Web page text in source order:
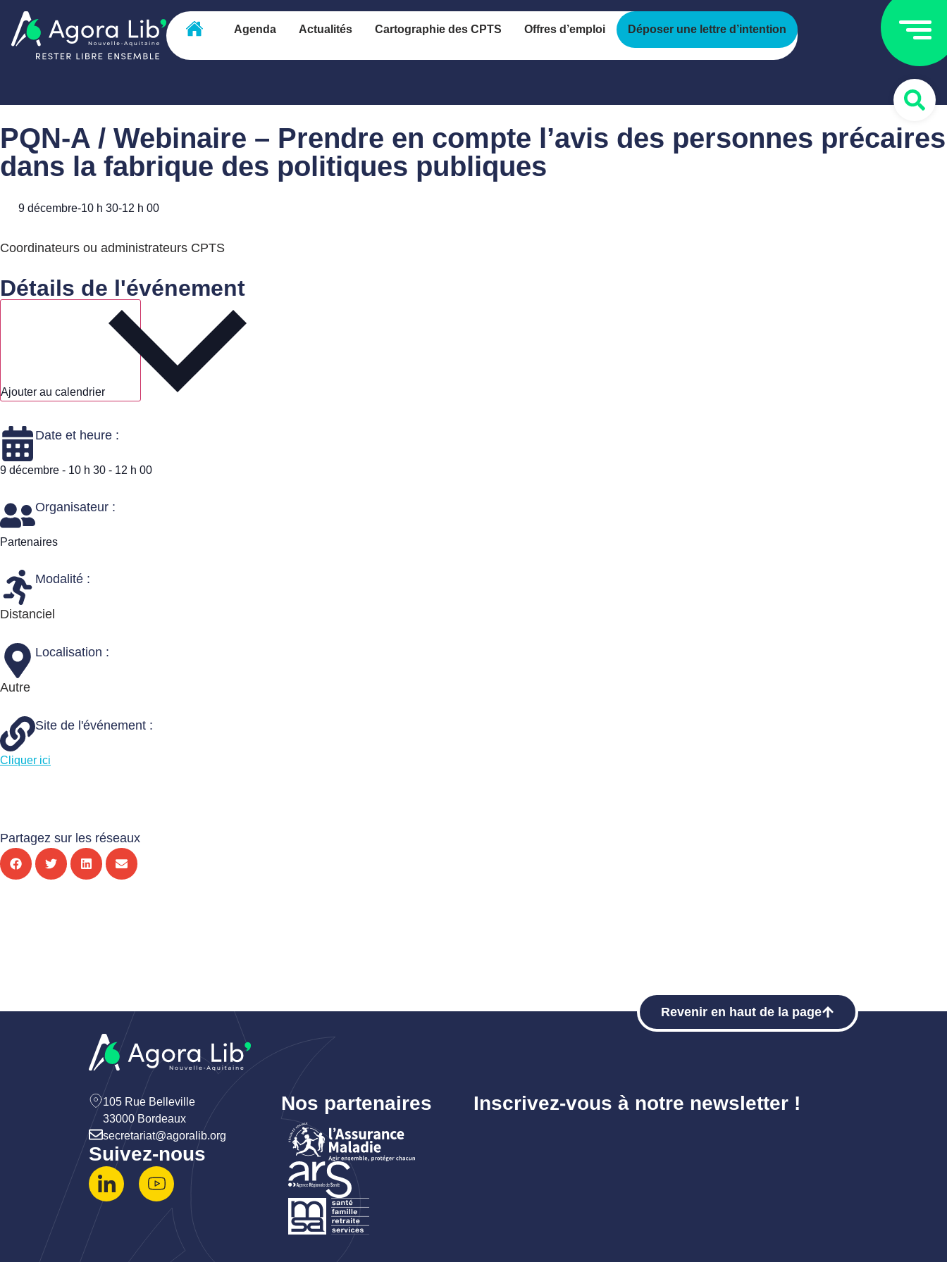
Agenda Actualités Cartographie des CPTS Offres d’emploi Déposer une lettre d’intention
PQN-A / Webinaire – Prendre en compte l’avis des personnes précaires
dans la fabrique des politiques publiques
9 décembre-10 h 30-12 h 00
Coordinateurs ou administrateurs CPTS
Détails de l'événement
Ajouter au calendrier
Date et heure :
9 décembre - 10 h 30 - 12 h 00
Organisateur :
Partenaires
Modalité :
Distanciel
Localisation :
Autre
Site de l'événement :
Cliquer ici
Partagez sur les réseaux
105 Rue Belleville
33000 Bordeaux
secretariat@agoralib.org
Suivez-nous
Nos partenaires Inscrivez-vous à notre newsletter !
Revenir en haut de la page